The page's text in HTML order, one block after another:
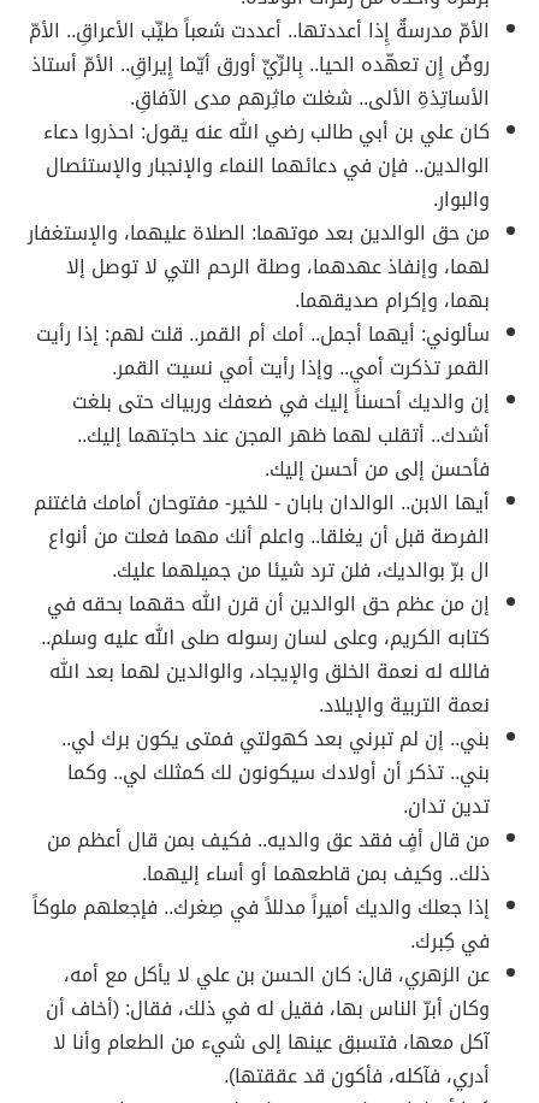
الأمّ مدرسةٌ إِذا أعددتها.. أعددت شعباً طيِّب الأعراقِ.. الأمّ
روضٌ إِن تعهّده الحيا.. بِالرِّيِّ أورق أيّما إِيراقِ.. الأمّ أستاذ
الأساتِذةِ الألى.. شغلت ماثِرهم مدى الآفاقِ.
كان علي بن أبي طالب رضي الله عنه يقول: احذروا دعاء
الوالدين.. فإن في دعائهما النماء والإنجبار والإستئصال
والبوار.
من حق الوالدين بعد موتهما: الصلاة عليهما، والإستغفار
لهما، وإنفاذ عهدهما، وصلة الرحم التي لا توصل إلا
بهما، وإكرام صديقهما.
سألوني: أيهما أجمل.. أمك أم القمر.. قلت لهم: إذا رأيت
القمر تذكرت أمي.. وإذا رأيت أمي نسيت القمر.
إن والديك أحسناً إليك في ضعفك وربياك حتى بلغت
أشدك.. أتقلب لهما ظهر المجن عند حاجتهما إليك..
فأحسن إلى من أحسن إليك.
أيها الابن.. الوالدان بابان - للخير- مفتوحان أمامك فاغتنم
الفرصة قبل أن يغلقا.. واعلم أنك مهما فعلت من أنواع
ال برّ بوالديك، فلن ترد شيئا من جميلهما عليك.
إن من عظم حق الوالدين أن قرن الله حقهما بحقه في
كتابه الكريم، وعلى لسان رسوله صلى الله عليه وسلم..
فالله له نعمة الخلق والإيجاد، والوالدين لهما بعد الله
نعمة التربية والإيلاد.
بني.. إن لم تبرني بعد كهولتي فمتى يكون برك لي..
بني.. تذكر أن أولادك سيكونون لك كمثلك لي.. وكما
تدين تدان.
من قال أفٍ فقد عق والديه.. فكيف بمن قال أعظم من
ذلك.. وكيف بمن قاطعهما أو أساء إليهما.
إذا جعلك والديك أميراً مدللاً في صِغرك.. فإجعلهم ملوكاً
في كِبرك.
عن الزهري، قال: كان الحسن بن علي لا يأكل مع أمه،
وكان أبرّ الناس بها، فقيل له في ذلك، فقال: (أخاف أن
آكل معها، فتسبق عينها إلى شيء من الطعام وأنا لا
أدري، فآكله، فأكون قد عققتها).